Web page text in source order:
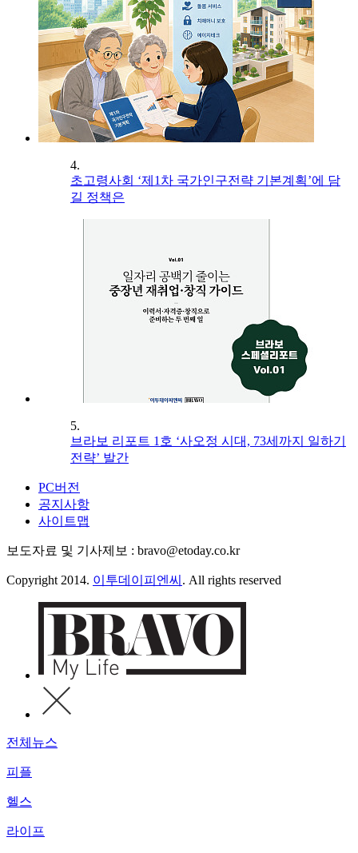
4.
초고령사회 ‘제1차 국가인구전략 기본계획’에 담
길 정책은
5.
브라보 리포트 1호 ‘사오정 시대, 73세까지 일하기
전략’ 발간
PC버전
공지사항
사이트맵
보도자료 및 기사제보 : bravo@etoday.co.kr
Copyright 2014. 이투데이피엔씨 . All rights reserved
전체뉴스
피플
헬스
라이프